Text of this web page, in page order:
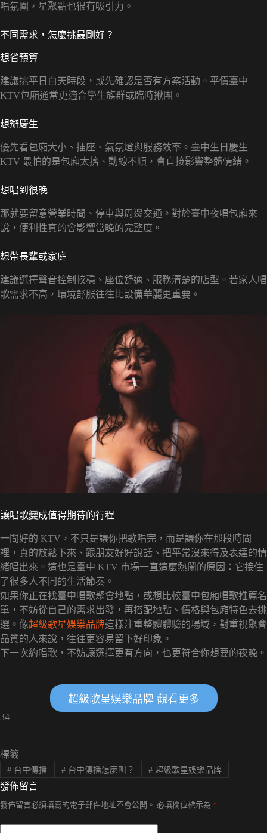
唱氛圍，星聚點也很有吸引力。
不同需求，怎麼挑最剛好？
想省預算
建議挑平日白天時段，或先確認是否有方案活動。平價臺中
KTV包廂通常更適合學生族群或臨時揪團。
想辦慶生
優先看包廂大小、插座、氣氛燈與服務效率。臺中生日慶生
KTV 最怕的是包廂太擠、動線不順，會直接影響整體情緒。
想唱到很晚
那就要留意營業時間、停車與周邊交通。對於臺中夜唱包廂來
說，便利性真的會影響當晚的完整度。
想帶長輩或家庭
建議選擇聲音控制較穩、座位舒適、服務清楚的店型。若家人唱
歌需求不高，環境舒服往往比設備華麗更重要。
讓唱歌變成值得期待的行程
一間好的 KTV，不只是讓你把歌唱完，而是讓你在那段時間
裡，真的放鬆下來、跟朋友好好說話、把平常沒來得及表達的情
緒唱出來。這也是臺中 KTV 市場一直這麼熱鬧的原因：它接住
了很多人不同的生活節奏。
如果你正在找臺中唱歌聚會地點，或想比較臺中包廂唱歌推薦名
單，不妨從自己的需求出發，再搭配地點、價格與包廂特色去挑
選。像超級歌星娛樂品牌這樣注重整體體驗的場域，對重視聚會
品質的人來說，往往更容易留下好印象。
下一次約唱歌，不妨讓選擇更有方向，也更符合你想要的夜晚。
超級歌星娛樂品牌 觀看更多
34
標籤
#台中傳播 #台中傳播怎麼叫？ # 超級歌星娛樂品牌
發佈留言
發佈留言必須填寫的電子郵件地址不會公開。 必填欄位標示為 *